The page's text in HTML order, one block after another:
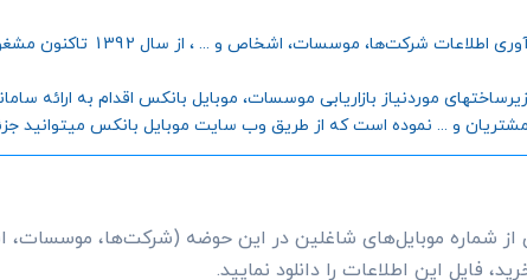
موبایل بانکس، به عنوان اولین و
موردنیاز بازاریابی موسسات، موبایل بانکس اقدام به ارائه
و ... نموده است که از طریق وب سایت موبایل بانکس میتوانید
از شماره موبایل‌های شاغلین در این حوضه (شرکت‌ها،
فایل این اطلاعات را دانلود نمایید.